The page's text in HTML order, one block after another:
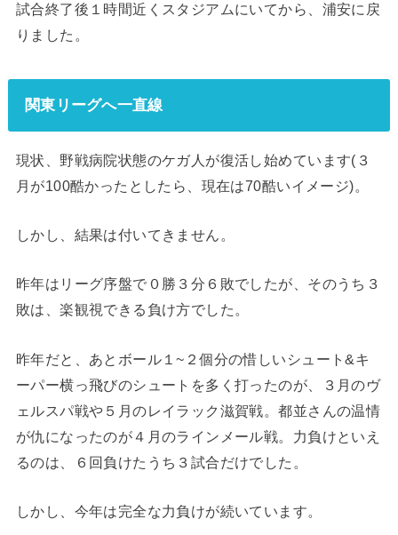
試合終了後１時間近くスタジアムにいてから、浦安に戻
りました。
関東リーグへ一直線
現状、野戦病院状態のケガ人が復活し始めています(３
月が100酷かったとしたら、現在は70酷いイメージ)。
しかし、結果は付いてきません。
昨年はリーグ序盤で０勝３分６敗でしたが、そのうち３
敗は、楽観視できる負け方でした。
昨年だと、あとボール１~２個分の惜しいシュート&キ
ーパー横っ飛びのシュートを多く打ったのが、３月のヴ
ェルスパ戦や５月のレイラック滋賀戦。都並さんの温情
が仇になったのが４月のラインメール戦。力負けといえ
るのは、６回負けたうち３試合だけでした。
しかし、今年は完全な力負けが続いています。